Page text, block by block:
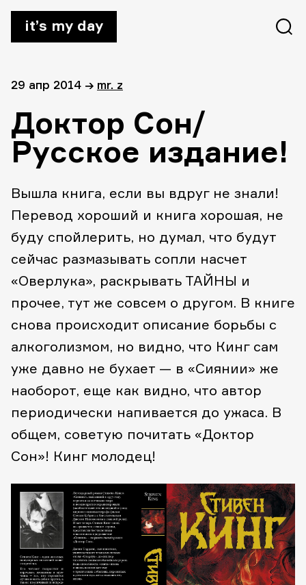
it’s my day
29 апр 2014 → mr. z
Доктор Сон/
Русское издание!
Вышла книга, если вы вдруг не знали!
Перевод хороший и книга хорошая, не
буду спойлерить, но думал, что будут
сейчас размазывать сопли насчет
«Оверлука», раскрывать ТАЙНЫ и
прочее, тут же совсем о другом. В книге
снова происходит описание борьбы с
алкоголизмом, но видно, что Кинг сам
уже давно не бухает — в «Сиянии» же
наоборот, еще как видно, что автор
периодически напивается до ужаса. В
общем, советую почитать «Доктор
Сон»! Кинг молодец!